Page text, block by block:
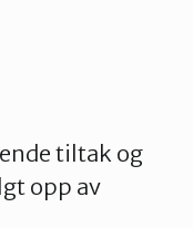
tiltak og
opp av